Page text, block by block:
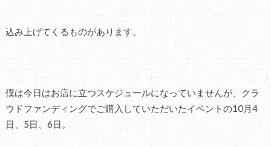
込み上げてくるものがあります。
僕は今日はお店に立つスケジュールになっていませんが、クラ
ウドファンディングでご購入していただいたイベントの10月4
日、5日、6日。